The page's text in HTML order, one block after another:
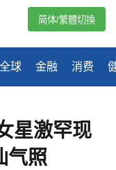
全球 金融 消费
简体/繁體切換
星激罕现
气照